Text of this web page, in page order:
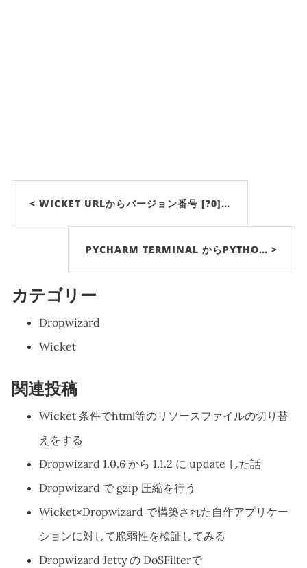
< WICKET URLからバージョン番号 [?0]…
PYCHARM TERMINAL からPYTHO… >
カテゴリー
Dropwizard
Wicket
関連投稿
Wicket 条件でhtml等のリソースファイルの切り替
えをする
Dropwizard 1.0.6 から 1.1.2 に update した話
Dropwizard で gzip 圧縮を行う
Wicket×Dropwizard で構築された自作アプリケー
ションに対して脆弱性を検証してみる
Dropwizard Jetty の DoSFilterで